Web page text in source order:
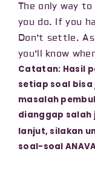
The only way
you do. If you
Don’t settle.
you’ll know
Catatan: Hasil
setiap soal bisa
masalah
dianggap salah
lanjut, silakan
soal-soal